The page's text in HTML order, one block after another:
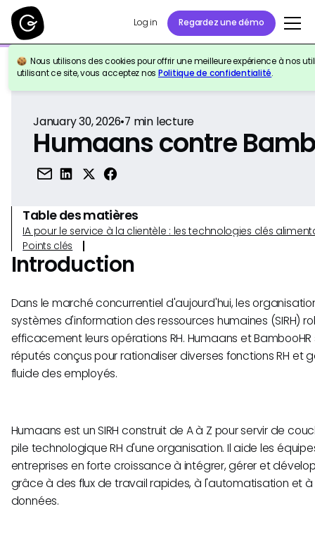
Log in Regardez une démo
Nous utilisons des cookies pour offrir une meilleure expérience à nos
utilisant ce site, vous acceptez nos Politique de confidentialité.
Retour à la référence
January 30, 2026•7 min lecture
Humaans contre
Table des matières
IA pour le service à la clientèle : les technologies clés
Points clés
Introduction
Dans le marché concurrentiel d'aujourd'hui, les
systèmes d'information des ressources humaines (SIRH)
efficacement leurs opérations RH. Humaans et BambooHR
réputés conçus pour rationaliser diverses fonctions RH et
fluide des employés.
Humaans est un SIRH construit de A à Z pour servir de
pile technologique RH d'une organisation. Il aide les
entreprises en forte croissance à intégrer, gérer et
grâce à des flux de travail rapides, à l'automatisation et
données.